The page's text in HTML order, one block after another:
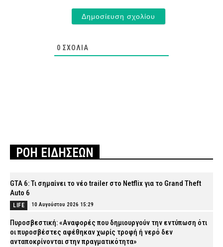
0 ΣΧΌΛΙΑ
ΡΟΗ ΕΙΔΗΣΕΩΝ
GTA 6: Τι σημαίνει το νέο trailer στο Netflix για το Grand Theft
Auto 6
LIFE 10 Αυγούστου 2026 15:29
Πυροσβεστική: «Αναφορές που δημιουργούν την εντύπωση ότι
οι πυροσβέστες αφέθηκαν χωρίς τροφή ή νερό δεν
ανταποκρίνονται στην πραγματικότητα»